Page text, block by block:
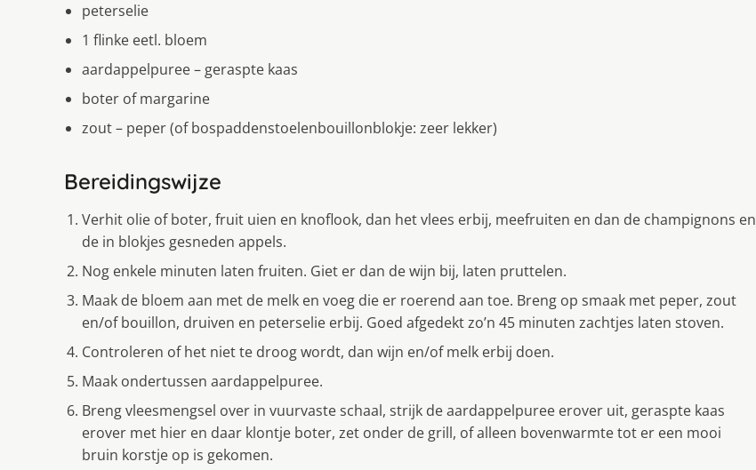
peterselie
1 flinke eetl. bloem
aardappelpuree – geraspte kaas
boter of margarine
zout – peper (of bospaddenstoelenbouillonblokje: zeer lekker)
Bereidingswijze
Verhit olie of boter, fruit uien en knoflook, dan het vlees erbij, meefruiten en dan de champignons en
de in blokjes gesneden appels.
Nog enkele minuten laten fruiten. Giet er dan de wijn bij, laten pruttelen.
Maak de bloem aan met de melk en voeg die er roerend aan toe. Breng op smaak met peper, zout
en/of bouillon, druiven en peterselie erbij. Goed afgedekt zo’n 45 minuten zachtjes laten stoven.
Controleren of het niet te droog wordt, dan wijn en/of melk erbij doen.
Maak ondertussen aardappelpuree.
Breng vleesmengsel over in vuurvaste schaal, strijk de aardappelpuree erover uit, geraspte kaas
erover met hier en daar klontje boter, zet onder de grill, of alleen bovenwarmte tot er een mooi
bruin korstje op is gekomen.